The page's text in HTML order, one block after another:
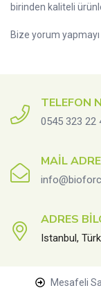
birinden kaliteli
Bize yorum
TELEFON
0545 323 22
MAIL
ADRES
Istanbul,
Mesafeli